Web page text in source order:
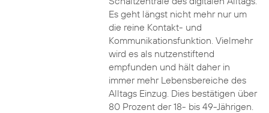
Es geht längst nicht mehr nur um
die reine Kontakt- und
Kommunikationsfunktion. Vielmehr
wird es als nutzenstiftend
empfunden und hält daher in
immer mehr Lebensbereiche des
Alltags Einzug. Dies bestätigen über
80 Prozent der 18- bis 49-Jährigen.